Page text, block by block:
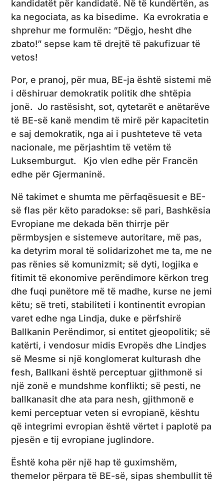
kandidatët për kandidatë. Në të kundërtën, as
ka negociata, as ka bisedime. Ka evrokratia e
shprehur me formulën: “Dëgjo, hesht dhe
zbato!” sepse kam të drejtë të pakufizuar të
vetos!
Por, e pranoj, për mua, BE-ja është sistemi më
i dëshiruar demokratik politik dhe shtëpia
jonë. Jo rastësisht, sot, qytetarët e anëtarëve
të BE-së kanë mendim të mirë për kapacitetin
e saj demokratik, nga ai i pushteteve të veta
nacionale, me përjashtim të vetëm të
Luksemburgut. Kjo vlen edhe për Francën
edhe për Gjermaninë.
Në takimet e shumta me përfaqësuesit e BE-
së flas për këto paradokse: së pari, Bashkësia
Evropiane me dekada bën thirrje për
përmbysjen e sistemeve autoritare, më pas,
ka detyrim moral të solidarizohet me ta, me ne
pas rënies së komunizmit; së dyti, logjika e
fitimit të ekonomive perëndimore kërkon treg
dhe fuqi punëtore më të madhe, kurse ne jemi
këtu; së treti, stabiliteti i kontinentit evropian
varet edhe nga Lindja, duke e përfshirë
Ballkanin Perëndimor, si entitet gjeopolitik; së
katërti, i vendosur midis Evropës dhe Lindjes
së Mesme si një konglomerat kulturash dhe
fesh, Ballkani është perceptuar gjithmonë si
një zonë e mundshme konflikti; së pesti, ne
ballkanasit dhe ata para nesh, gjithmonë e
kemi perceptuar veten si evropianë, kështu
që integrimi evropian është vërtet i paplotë pa
pjesën e tij evropiane juglindore.
Është koha për një hap të guximshëm,
themelor përpara të BE-së, sipas shembullit të